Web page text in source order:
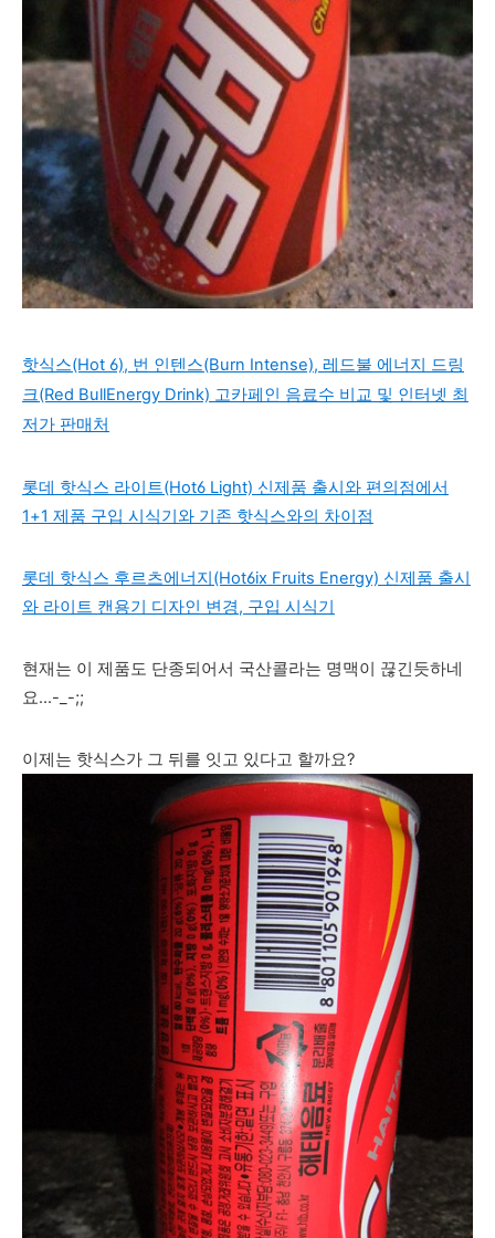
핫식스(Hot 6), 번 인텐스(Burn Intense), 레드불 에너지 드링
크(Red BullEnergy Drink) 고카페인 음료수 비교 및 인터넷 최
저가 판매처
롯데 핫식스 라이트(Hot6 Light) 신제품 출시와 편의점에서
1+1 제품 구입 시식기와 기존 핫식스와의 차이점
롯데 핫식스 후르츠에너지(Hot6ix Fruits Energy) 신제품 출시
와 라이트 캔용기 디자인 변경, 구입 시식기
현재는 이 제품도 단종되어서 국산콜라는 명맥이 끊긴듯하네
요...-_-;;
이제는 핫식스가 그 뒤를 잇고 있다고 할까요?